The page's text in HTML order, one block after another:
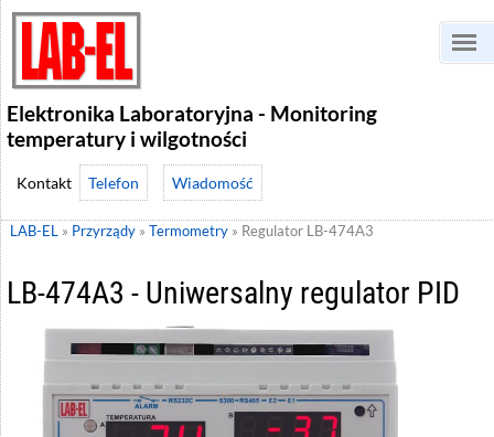
Elektronika Laboratoryjna - Monitoring
temperatury i wilgotności
Telefon Wiadomość
LAB-EL » Przyrządy » Termometry » Regulator LB-474A3
LB-474A3 - Uniwersalny regulator PID